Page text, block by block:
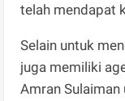
telah mendapat
Selain untuk
juga memiliki
Amran